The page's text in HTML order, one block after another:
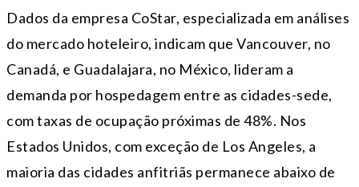
Dados da empresa CoStar, especializada em análises
do mercado hoteleiro, indicam que Vancouver, no
Canadá, e Guadalajara, no México, lideram a
demanda por hospedagem entre as cidades-sede,
com taxas de ocupação próximas de 48%. Nos
Estados Unidos, com exceção de Los Angeles, a
maioria das cidades anfitriãs permanece abaixo de